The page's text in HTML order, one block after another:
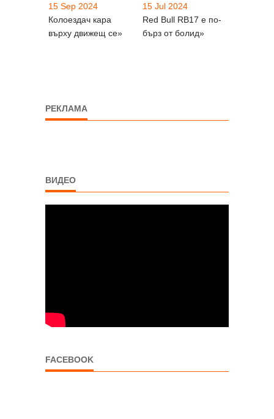
15 Sep 2024
Колоездач кара
върху движещ се»
15 Jul 2024
Red Bull RB17 е по-
бърз от болид»
РЕКЛАМА
ВИДЕО
FACEBOOK